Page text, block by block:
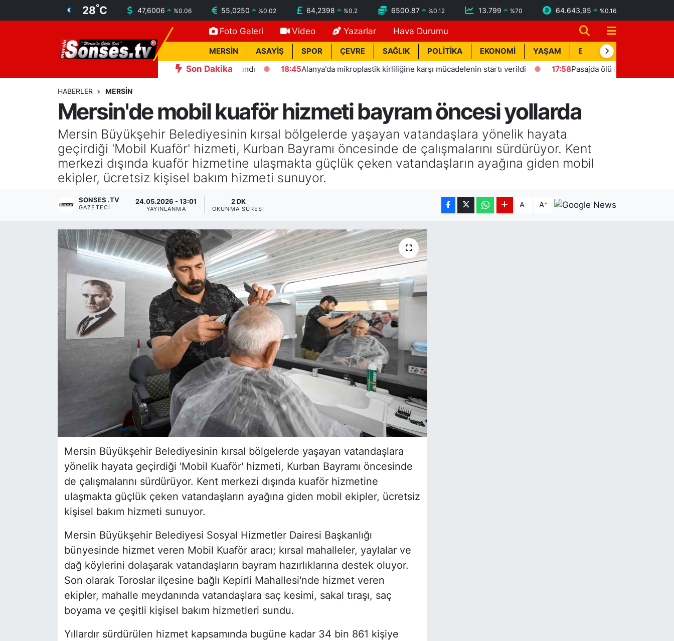
28°C 47,6006 %0.06 55,0250 %0.02 64,2398 %0.2 6500.87 %0.12 13.799 %70 64.643,95 %0.16
Foto Galeri Video Yazarlar Hava Durumu
MERSİN ASAYİŞ SPOR ÇEVRE SAĞLIK POLİTİKA EKONOMİ YAŞAM BİK İLAN
Son Dakika
Erdemli'de Deprem! Kısa Süreli Panik Yaşandı 18:45 Alanya'da mikroplastik kirliliğine karşı mücadelenin startı verildi 17:58 Pasajda ölü bulunan Eyüp Can
HABERLER MERSİN
Mersin'de mobil kuaför hizmeti bayram öncesi yollarda
Mersin Büyükşehir Belediyesinin kırsal bölgelerde yaşayan vatandaşlara yönelik hayata
geçirdiği 'Mobil Kuaför' hizmeti, Kurban Bayramı öncesinde de çalışmalarını sürdürüyor. Kent
merkezi dışında kuaför hizmetine ulaşmakta güçlük çeken vatandaşların ayağına giden mobil
ekipler, ücretsiz kişisel bakım hizmeti sunuyor.
SONSES .TV
GAZETECI
24.05.2026 - 13:01
YAYINLANMA
2 DK
OKUNMA SÜRESI A- A+
Mersin Büyükşehir Belediyesinin kırsal bölgelerde yaşayan vatandaşlara
yönelik hayata geçirdiği 'Mobil Kuaför' hizmeti, Kurban Bayramı öncesinde
de çalışmalarını sürdürüyor. Kent merkezi dışında kuaför hizmetine
ulaşmakta güçlük çeken vatandaşların ayağına giden mobil ekipler, ücretsiz
kişisel bakım hizmeti sunuyor.
Mersin Büyükşehir Belediyesi Sosyal Hizmetler Dairesi Başkanlığı
bünyesinde hizmet veren Mobil Kuaför aracı; kırsal mahalleler, yaylalar ve
dağ köylerini dolaşarak vatandaşların bayram hazırlıklarına destek oluyor.
Son olarak Toroslar ilçesine bağlı Kepirli Mahallesi'nde hizmet veren
ekipler, mahalle meydanında vatandaşlara saç kesimi, sakal tıraşı, saç
boyama ve çeşitli kişisel bakım hizmetleri sundu.
Yıllardır sürdürülen hizmet kapsamında bugüne kadar 34 bin 861 kişiye
MERSİN
GÜNÜN MANŞETİ
DÜNYA
KÜLTÜR - SANAT
Siyaset
YEREL HABER
Haberde insan
Mersin Nöbetçi Eczaneler
Mersin Namaz Vakitleri
Mersin Trafik Yoğunluk Haritası
Süper Lig Puan Durumu ve Fikstür
Tüm Manşetler